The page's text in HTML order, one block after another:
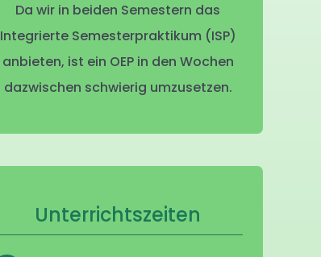
Da wir in beiden Semestern das
Integrierte Semesterpraktikum (ISP)
anbieten, ist ein OEP in den Wochen
dazwischen schwierig umzusetzen.
Unterrichtszeiten